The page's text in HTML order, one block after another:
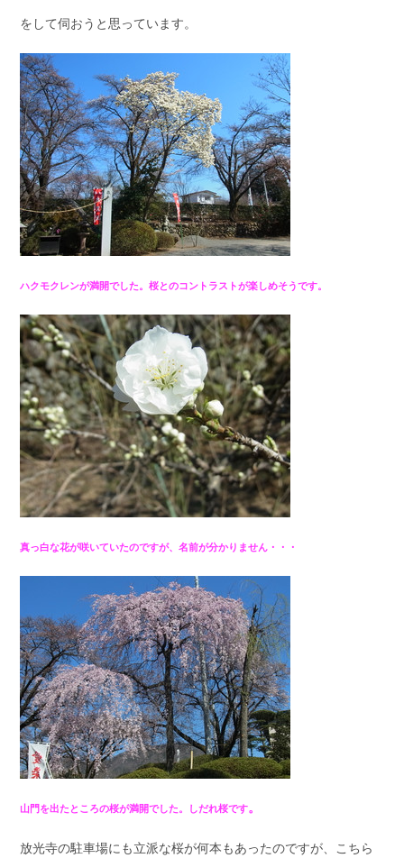
をして伺おうと思っています。
ハクモクレンが満開でした。桜とのコントラストが楽しめそうです。
真っ白な花が咲いていたのですが、名前が分かりません・・・
山門を出たところの桜が満開でした。しだれ桜です。
放光寺の駐車場にも立派な桜が何本もあったのですが、こちら